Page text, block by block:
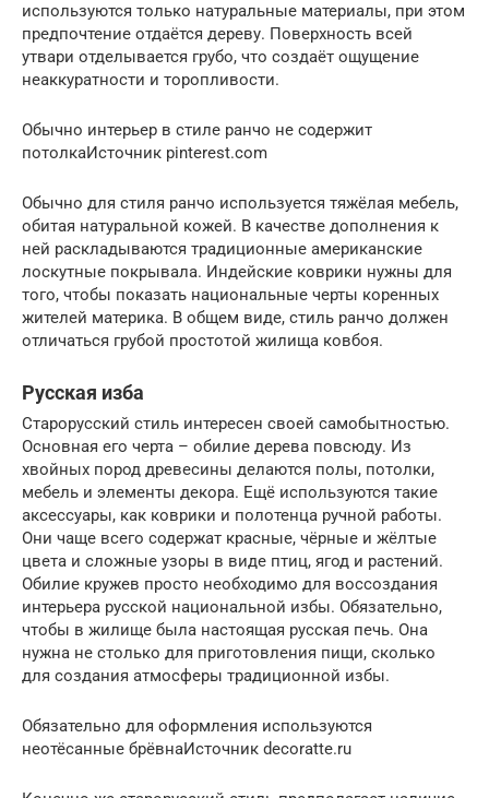
используются только натуральные материалы, при этом
предпочтение отдаётся дереву. Поверхность всей
утвари отделывается грубо, что создаёт ощущение
неаккуратности и торопливости.
Обычно интерьер в стиле ранчо не содержит
потолкаИсточник pinterest.com
Обычно для стиля ранчо используется тяжёлая мебель,
обитая натуральной кожей. В качестве дополнения к
ней раскладываются традиционные американские
лоскутные покрывала. Индейские коврики нужны для
того, чтобы показать национальные черты коренных
жителей материка. В общем виде, стиль ранчо должен
отличаться грубой простотой жилища ковбоя.
Русская изба
Старорусский стиль интересен своей самобытностью.
Основная его черта – обилие дерева повсюду. Из
хвойных пород древесины делаются полы, потолки,
мебель и элементы декора. Ещё используются такие
аксессуары, как коврики и полотенца ручной работы.
Они чаще всего содержат красные, чёрные и жёлтые
цвета и сложные узоры в виде птиц, ягод и растений.
Обилие кружев просто необходимо для воссоздания
интерьера русской национальной избы. Обязательно,
чтобы в жилище была настоящая русская печь. Она
нужна не столько для приготовления пищи, сколько
для создания атмосферы традиционной избы.
Обязательно для оформления используются
неотёсанные брёвнаИсточник decoratte.ru